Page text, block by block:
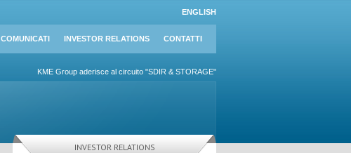
ENGLISH
COMUNICATI INVESTOR RELATIONS CONTATTI
KME Group aderisce al circuito "SDIR & STORAGE"
INVESTOR RELATIONS